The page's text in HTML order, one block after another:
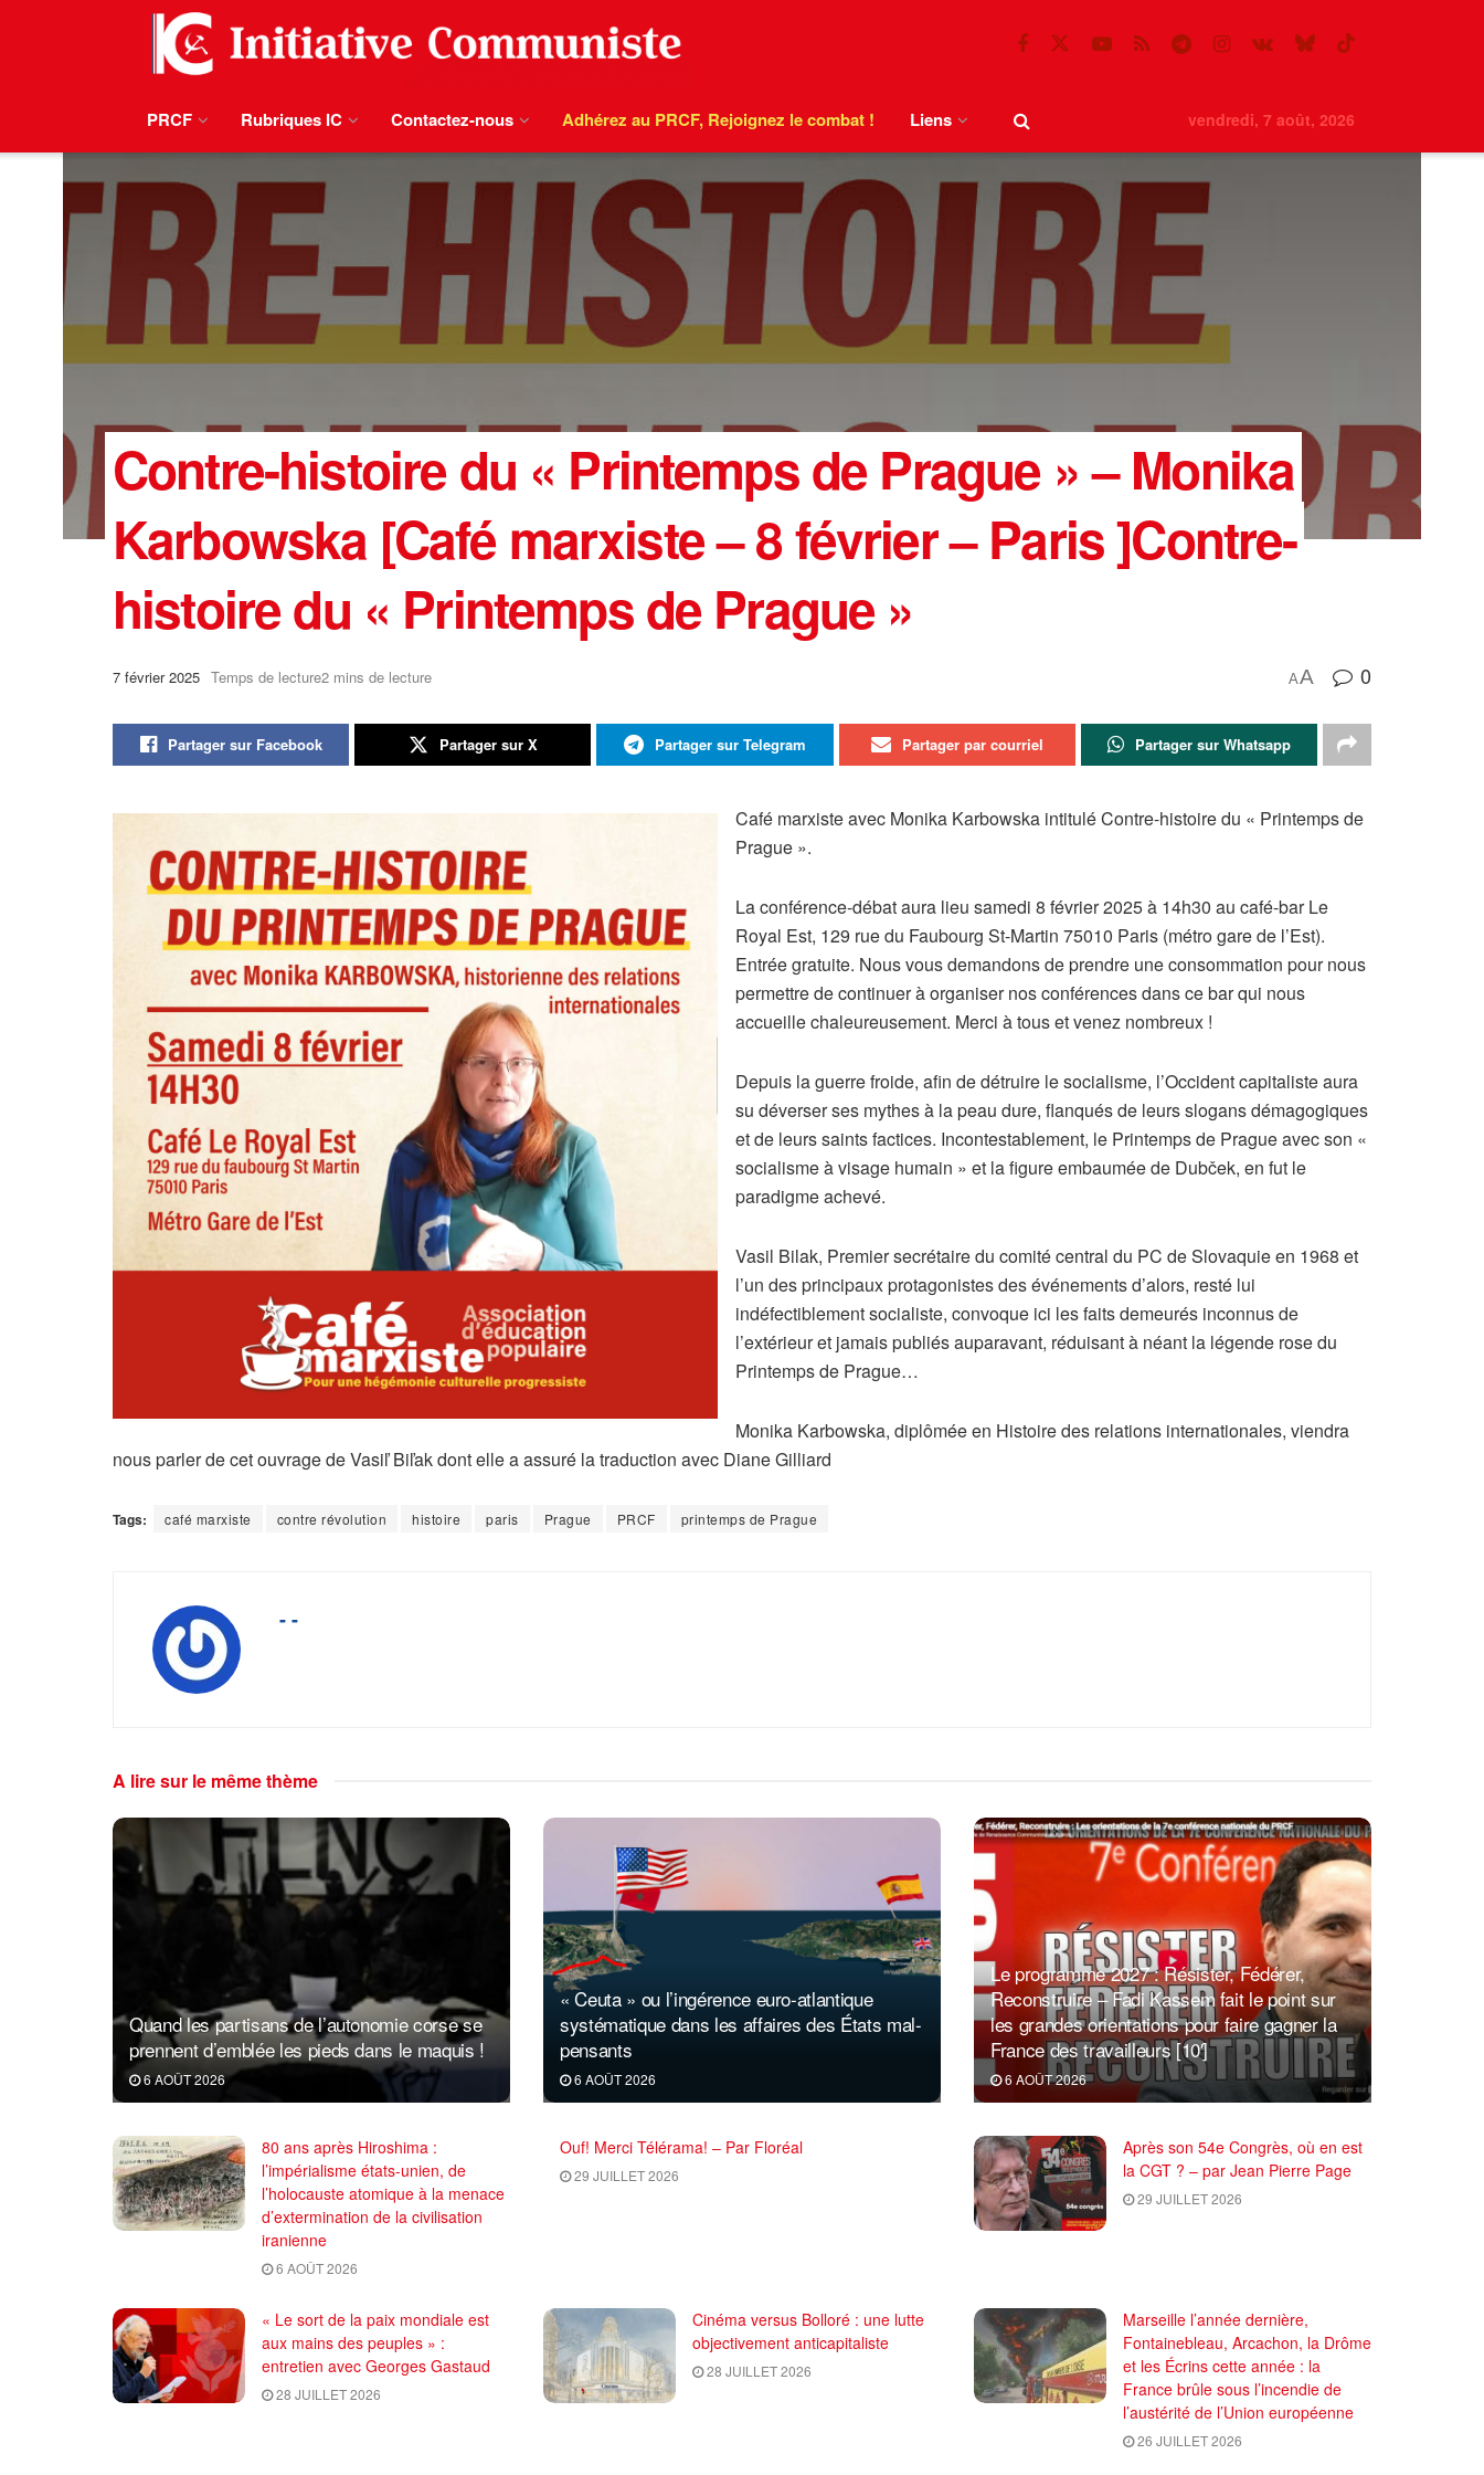
PRCF Rubriques IC Contactez-nous Adhérez au PRCF, Rejoignez le combat ! Liens vendredi, 7 août, 2026
Contre-histoire du « Printemps de Prague » – Monika
Karbowska [Café marxiste – 8 février – Paris ]Contre-
histoire du « Printemps de Prague »
7 février 2025 Temps de lecture2 mins de lecture AA 0
Partager sur Facebook Partager sur X Partager sur Telegram Partager par courriel Partager sur Whatsapp
Café marxiste avec Monika Karbowska intitulé Contre-histoire du « Printemps de
Prague ».
La conférence-débat aura lieu samedi 8 février 2025 à 14h30 au café-bar Le
Royal Est, 129 rue du Faubourg St-Martin 75010 Paris (métro gare de l’Est).
Entrée gratuite. Nous vous demandons de prendre une consommation pour nous
permettre de continuer à organiser nos conférences dans ce bar qui nous
accueille chaleureusement. Merci à tous et venez nombreux !
Depuis la guerre froide, afin de détruire le socialisme, l’Occident capitaliste aura
su déverser ses mythes à la peau dure, flanqués de leurs slogans démagogiques
et de leurs saints factices. Incontestablement, le Printemps de Prague avec son «
socialisme à visage humain » et la figure embaumée de Dubček, en fut le
paradigme achevé.
Vasil Bilak, Premier secrétaire du comité central du PC de Slovaquie en 1968 et
l’un des principaux protagonistes des événements d’alors, resté lui
indéfectiblement socialiste, convoque ici les faits demeurés inconnus de
l’extérieur et jamais publiés auparavant, réduisant à néant la légende rose du
Printemps de Prague…
Monika Karbowska, diplômée en Histoire des relations internationales, viendra
nous parler de cet ouvrage de Vasiľ Biľak dont elle a assuré la traduction avec Diane Gilliard
Tags: café marxiste contre révolution histoire paris Prague PRCF printemps de Prague
- -
A lire sur le même thème
Quand les partisans de l’autonomie corse se
prennent d’emblée les pieds dans le maquis !
6 AOÛT 2026
« Ceuta » ou l’ingérence euro-atlantique
systématique dans les affaires des États mal-
pensants
6 AOÛT 2026
Le programme 2027 : Résister, Fédérer,
Reconstruire – Fadi Kassem fait le point sur
les grandes orientations pour faire gagner la
France des travailleurs [10′]
6 AOÛT 2026
80 ans après Hiroshima :
l’impérialisme états-unien, de
l’holocauste atomique à la menace
d’extermination de la civilisation
iranienne
6 AOÛT 2026
Ouf! Merci Télérama! – Par Floréal
29 JUILLET 2026
Après son 54e Congrès, où en est
la CGT ? – par Jean Pierre Page
29 JUILLET 2026
« Le sort de la paix mondiale est
aux mains des peuples » :
entretien avec Georges Gastaud
28 JUILLET 2026
Cinéma versus Bolloré : une lutte
objectivement anticapitaliste
28 JUILLET 2026
Marseille l’année dernière,
Fontainebleau, Arcachon, la Drôme
et les Écrins cette année : la
France brûle sous l’incendie de
l’austérité de l’Union européenne
26 JUILLET 2026